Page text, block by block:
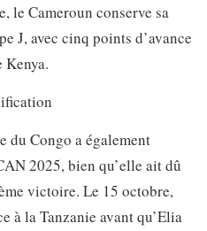
le Cameroun conserve sa
J, avec cinq points d’avance
Kenya.
du Congo a également
2025, bien qu’elle ait dû
victoire. Le 15 octobre,
à la Tanzanie avant qu’Elia